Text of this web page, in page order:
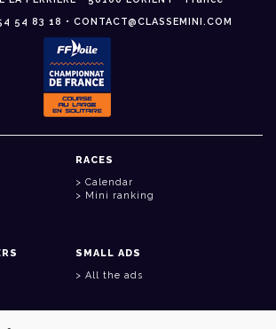
54 83 18 • CONTACT@CLASSEMINI.COM
RACES
Calendar
Mini ranking
SMALL ADS
All the ads